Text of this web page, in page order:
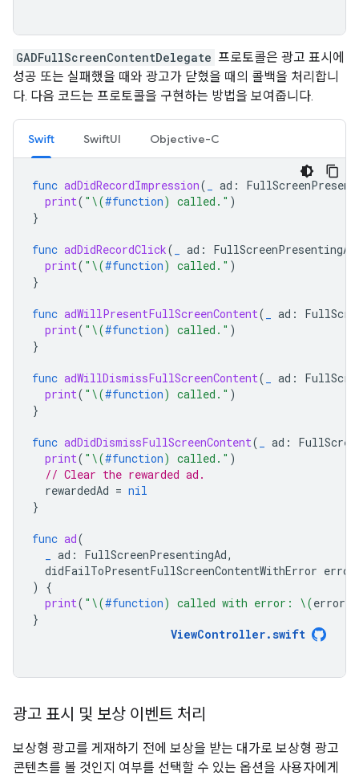
GADFullScreenContentDelegate 프로토콜은 광고 표시에
성공 또는 실패했을 때와 광고가 닫혔을 때의 콜백을 처리합니
다. 다음 코드는 프로토콜을 구현하는 방법을 보여줍니다.
Swift SwiftUI Objective-C
func adDidRecordImpression( ad :
print( " \(#function) called." )
}
func adDidRecordClick( ad : FullScreenPresentingAd
print( " \(#function) called." )
}
func adWillPresentFullScreenContent( ad :
print( " \(#function) called." )
}
func adWillDismissFullScreenContent( ad :
print( " \(#function) called." )
}
func adDidDismissFullScreenContent( ad :
print( " \(#function) called." )
// Clear the rewarded ad.
rewardedAd = nil
}
func ad(
ad : FullScreenPresentingAd,
didFailToPresentFullScreenContentWithError error
)
{
print( " \(#function) called with error: \(error
}
ViewController.swift
광고 표시 및 보상 이벤트 처리
보상형 광고를 게재하기 전에 보상을 받는 대가로 보상형 광고
콘텐츠를 볼 것인지 여부를 선택할 수 있는 옵션을 사용자에게